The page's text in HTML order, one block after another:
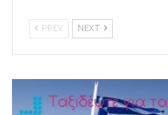
PREV NEXT